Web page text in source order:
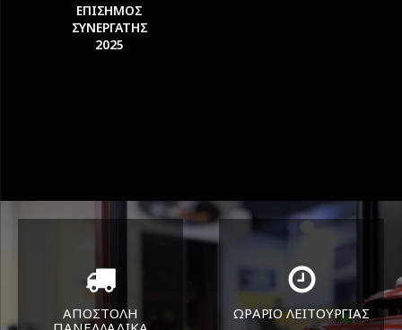
ΕΠΙΣΗΜΟΣ
ΣΥΝΕΡΓΑΤΗΣ
2025
ΑΠΟΣΤΟΛΗ
ΩΡΑΡΙΟ ΛΕΙΤΟΥΡΓΙΑΣ